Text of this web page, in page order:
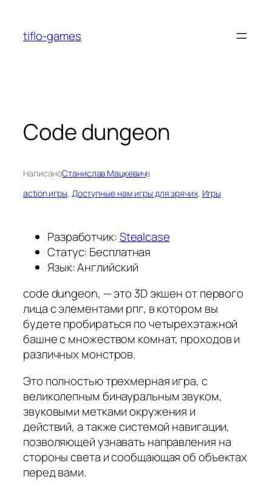
содержимому
tiflo-games
Code dungeon
НаписаноСтанислав Мацкевичв
action игры, Доступные нам игры для зрячих, Игры
Разработчик:Stealcase
Статус: Бесплатная
Язык: Английский
code dungeon, — это 3D экшен от первого
лица с элементами рпг, в котором вы
будете пробираться по четырехэтажной
башне с множеством комнат, проходов и
различных монстров.
Это полностью трехмерная игра, с
великолепным бинауральным звуком,
звуковыми метками окружения и
действий, а также системой навигации,
позволяющей узнавать направления на
стороны света и сообщающая об объектах
перед вами.